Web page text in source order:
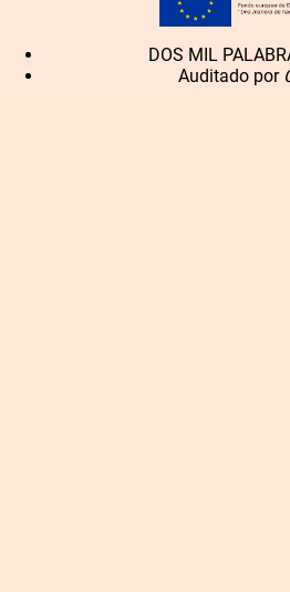
DOS MIL
Auditado por